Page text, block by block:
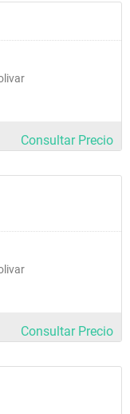
Consultar Precio
Consultar Precio